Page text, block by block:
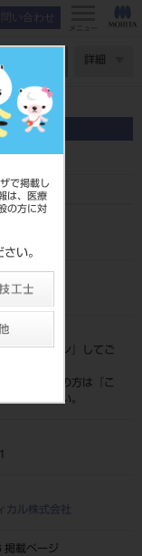
で掲載し
は、医療
の方に対
い。
い合わせ
メニュー
詳細
１６０粒
０粒
は『ログイン
』してご
登録がまだの方は『
こ
登録ください。
カル株式会社
掲載ページ